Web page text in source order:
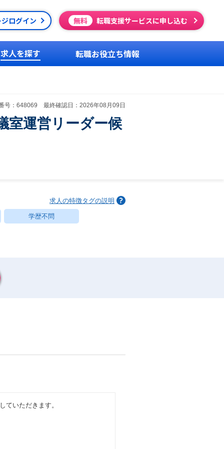
ログイン 無料 転職支援サービスに申し込む
求人を探す 転職お役立ち情報
号：648069 最終確認日：2026年08月09日
室運営リーダー候
求人の特徴タグの説明
学歴不問
ていただきます。